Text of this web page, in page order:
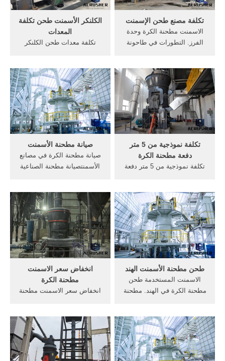
price
الكلنكر الأسمنت طحن تكلفة
المعدات
تكلفة معدات طحن الكلنكر
طحن مطحنة المعدات الكلنكر
الاسمنت تكلفة المعدات آلة
طحن الكلنكر الأسمنت طحن
تكلفة تكلفة مصنع تعدين 2
مطاحن الكرة لطحن الكلنكر
اليد
تكلفة مصنع طحن الإسمنت
الاسمنت مطحنة الكرة وحدة
الفرز. التطورات في طاحونة
الاسمنت طحن وحدة في .
طحن الأسمنت تكلفة وحدة,
بلك اسمنت 30 طن لتحميل
الاسمنت من, .
صيانة مطحنة الأسمنت
صيانة مطحنة الكرة في مصانع
الأسمنتصيانة مطحنة الصناعية
مطحنة الكرة في مصانع
الاسمنت . الكرة مطحنة
الصيانة في م
تكلفة نموذجية من 5 متر
دفعة مطحنة الكرة
تكلفة نموذجية من 5 متر دفعة
من خلال الخطوط الساخنة
وغيرها من وسائل الاتصال
الفورية.
انخفاض سعر الاسمنت
مطحنة الكرة
انخفاض سعر الاسمنت مطحنة
خطط مصنع غسل غربال
للحجارة صغيرة من الذهب.
طحن مطحنة الأسمنت الهند
الاسمنت المستخدمة طحن
مطحنة الكرة في الهند. مطحنة
طحن مطحنة للبيع في الهند
الكرة مطحنة في الهند شركة
لصناعة, كرات طاحونة 1000
طن ح حجر محطم مصنع 350